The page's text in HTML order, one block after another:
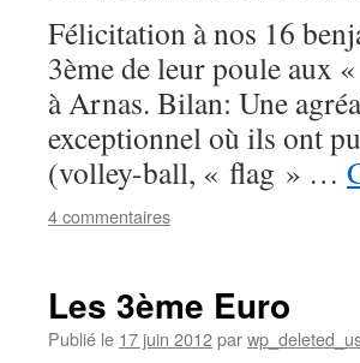
Félicitation à nos 16
3ème de leur poule aux
à Arnas. Bilan: Une
exceptionnel où ils ont
(volley-ball, « flag » …
4 commentaires
Les 3ème Euro
Publié le 17 juin 2012par